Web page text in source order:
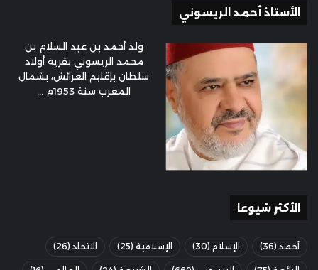
الأستاذ أحمد الريسوني
ولد أحمد بن عبد السلام بن
محمد الريسوني بقرية أولاد
سلطان بإقليم العرائش، بشمال
المغرب سنة 1953م ...
الأكثر شيوعا
أحمد (36) الإسلام (30) الإسلامية (25) الاتحاد (26)